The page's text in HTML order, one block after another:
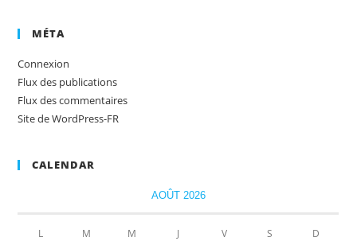
MÉTA
Connexion
Flux des publications
Flux des commentaires
Site de WordPress-FR
CALENDAR
AOÛT 2026
L M M J V S D